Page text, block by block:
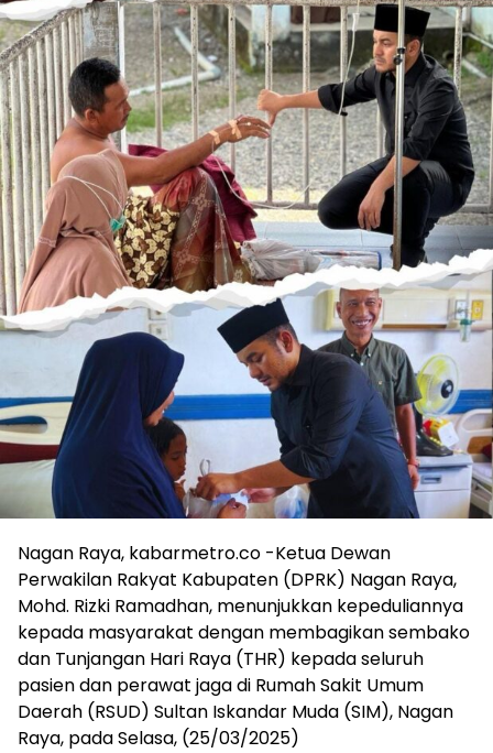
Nagan Raya, kabarmetro.co -Ketua Dewan
Perwakilan Rakyat Kabupaten (DPRK) Nagan Raya,
Mohd. Rizki Ramadhan, menunjukkan kepeduliannya
kepada masyarakat dengan membagikan sembako
dan Tunjangan Hari Raya (THR) kepada seluruh
pasien dan perawat jaga di Rumah Sakit Umum
Daerah (RSUD) Sultan Iskandar Muda (SIM), Nagan
Raya, pada Selasa, (25/03/2025)